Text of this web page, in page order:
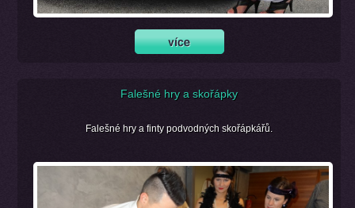
Falešné hry a skořápky
Falešné hry a finty podvodných skořápkářů.